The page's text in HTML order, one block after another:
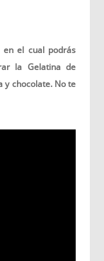
en el cual podrás
la Gelatina de
y chocolate. No te